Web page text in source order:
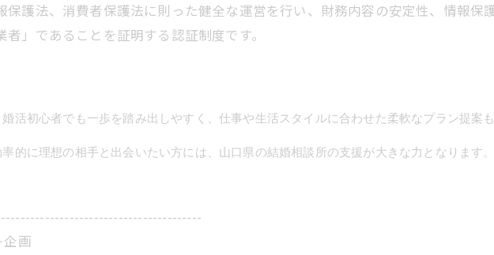
保護法、消費者保護法に則った健全な運営を行い、財務内容の安定性、情報保
」であることを証明する認証制度です。
活初心者でも一歩を踏み出しやすく、仕事や生活スタイルに合わせた柔軟なプラン提案も
的に理想の相手と出会いたい方には、山口県の結婚相談所の支援が大きな力となります。
企画